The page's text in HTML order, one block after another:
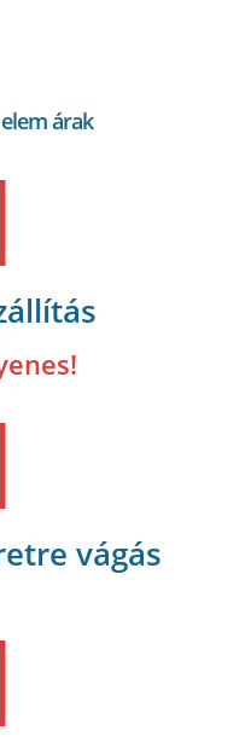
árak
vágás